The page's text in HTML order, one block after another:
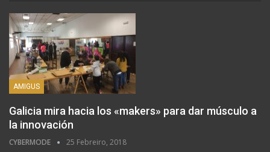
AMIGUS
Galicia mira hacia los «makers» para dar músculo a
la innovación
CYBERMODE 25 Febreiro, 2018